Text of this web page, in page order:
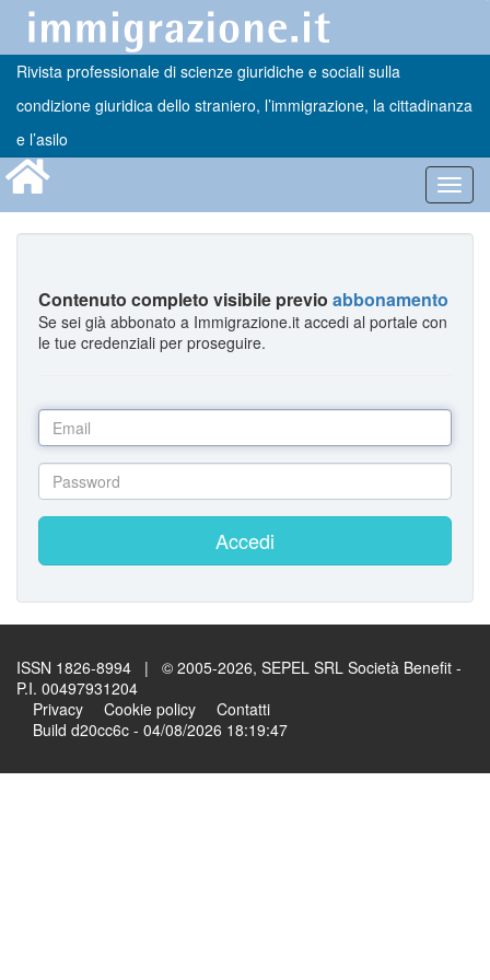
Rivista professionale di scienze giuridiche e sociali sulla
condizione giuridica dello straniero, l’immigrazione, la cittadinanza
e l’asilo
Contenuto completo visibile previo abbonamento
Se sei già abbonato a Immigrazione.it accedi al portale con
le tue credenziali per proseguire.
Accedi
ISSN 1826-8994 | © 2005-2026, SEPEL SRL Società Benefit -
P.I. 00497931204
Privacy
Cookie policy
Contatti
Build d20cc6c - 04/08/2026 18:19:47